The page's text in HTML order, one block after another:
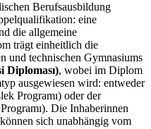
Berufsausbildung
eine
die allgemeine
trägt einheitlich die
und technischen Gymnasiums
Diploması), wobei im Diplom
ausgewiesen wird: entweder
Programı) oder der
Die Inhaberinnen
sich unabhängig vom